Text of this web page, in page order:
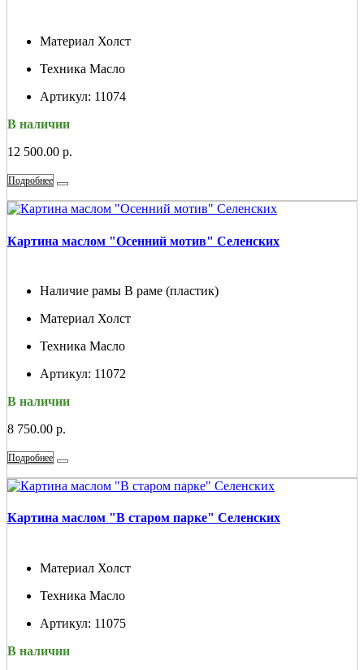
Материал Холст
Техника Масло
Артикул: 11074
В наличии
12 500.00 р.
Подробнее
Картина маслом "Осенний мотив" Селенских
Наличие рамы В раме (пластик)
Материал Холст
Техника Масло
Артикул: 11072
В наличии
8 750.00 р.
Подробнее
Картина маслом "В старом парке" Селенских
Материал Холст
Техника Масло
Артикул: 11075
В наличии